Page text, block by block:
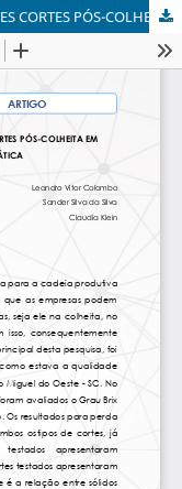
AVALIAÇÃO COMPARATIVA DE DIFERENTES CORTES PÓS-COLHEITA EM MAMÃO: RELATO DE AULA PRÁTICA